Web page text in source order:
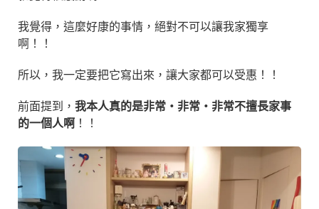
我覺得，這麼好康的事情，絕對不可以讓我家獨享
啊！！
所以，我一定要把它寫出來，讓大家都可以受惠！！
前面提到， 我本人真的是非常・非常・非常不擅長家事
的一個人啊 ！！